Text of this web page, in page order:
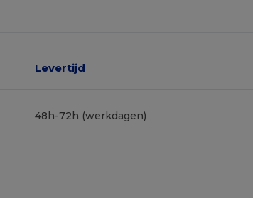
Levertijd
48h-72h (werkdagen)